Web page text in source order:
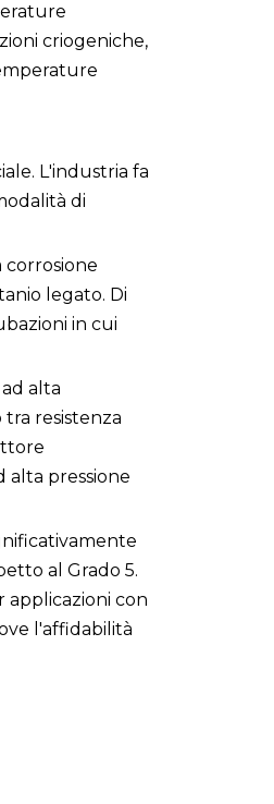
criogeniche,
L'industria fa
di
corrosione
legato. Di
in cui
alta
resistenza
alta pressione
al Grado 5.
applicazioni con
l'affidabilità